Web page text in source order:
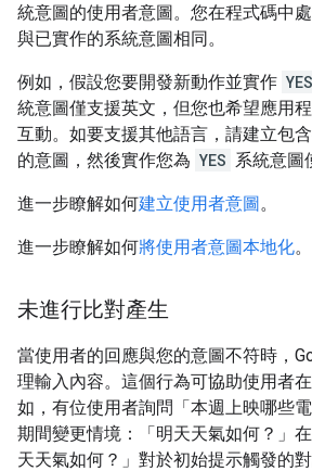
統意圖的使用者意圖。您在程式碼中
與已實作的系統意圖相同。
例如，假設您要開發新動作並實作 YES
統意圖僅支援英文，但您也希望應用
互動。如要支援其他語言，請建立包
的意圖，然後實作您為 YES 系統意圖
進一步瞭解如何建立使用者意圖。
進一步瞭解如何將使用者意圖本地化。
未進行比對產生
當使用者的回應與您的意圖不符時，
理輸入內容。這個行為可協助使用者
如，有位使用者詢問「本週上映哪些
期間變更情境：「明天天氣如何？」
天天氣如何？」對於初始提示觸發的